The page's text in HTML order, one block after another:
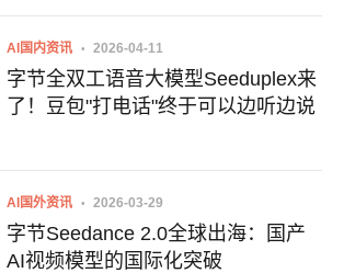
AI国内资讯 2026-04-11
字节全双工语音大模型Seeduplex来
了！豆包"打电话"终于可以边听边说
AI国外资讯 2026-03-29
字节Seedance 2.0全球出海：国产
AI视频模型的国际化突破